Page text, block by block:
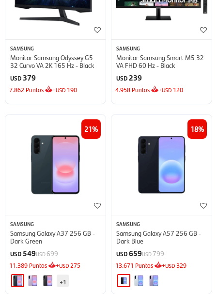
SAMSUNG
Monitor Samsung Odyssey G5
32 Curvo VA 2K 165 Hz - Black
USD 379
7.862 Puntos +USD 190
SAMSUNG
Monitor Samsung Smart M5 32
VA FHD 60 Hz - Black
USD 239
4.958 Puntos +USD 120
21
SAMSUNG
Samsung Galaxy A37 256 GB -
Dark Green
USD 549USD699
11.389 Puntos +USD 275
+1
18
SAMSUNG
Samsung Galaxy A57 256 GB -
Dark Blue
USD659USD799
13.671 Puntos +USD 329